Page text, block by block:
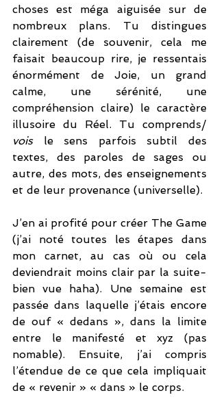
choses est méga aiguisée sur de
nombreux plans. Tu distingues
clairement (de souvenir, cela me
faisait beaucoup rire, je ressentais
énormément de Joie, un grand
calme, une sérénité, une
compréhension claire) le caractère
vois le sens parfois subtil des
textes, des paroles de sages ou
autre, des mots, des enseignements
et de leur provenance (universelle).
J’en ai profité pour créer The Game
(j’ai noté toutes les étapes dans
mon carnet, au cas où ou cela
deviendrait moins clair par la suite-
bien vue haha). Une semaine est
passée dans laquelle j’étais encore
de ouf « dedans », dans la limite
entre le manifesté et xyz (pas
nomable). Ensuite, j’ai compris
l’étendue de ce que cela impliquait
de « revenir » « dans » le corps.